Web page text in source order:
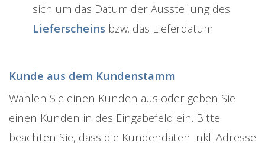
sich um das Datum der Ausstellung des
Lieferscheins bzw. das Lieferdatum
Kunde aus dem Kundenstamm
Wählen Sie einen Kunden aus oder geben Sie
einen Kunden in des Eingabefeld ein. Bitte
beachten Sie, dass die Kundendaten inkl. Adresse